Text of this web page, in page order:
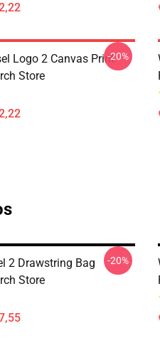
Logo 2 Canvas Print
Store
-20%
2 Drawstring Bag
Store
-20%